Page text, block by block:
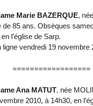
Marie BAZERQUE,
de 85 ans. Obsèques
l’église de Sarp.
ligne vendredi 19 novembre
==================
Ana MATUT, née
2010, à 14h30, en